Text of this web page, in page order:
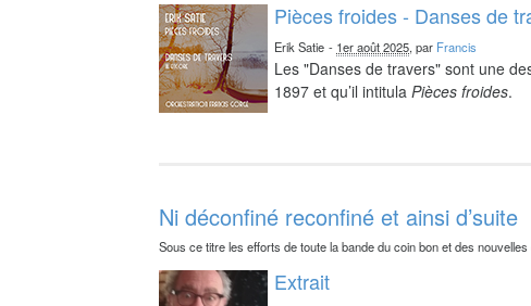
Pièces froides - Danses de
Erik Satie - 1er août 2025, par Francis
Les "Danses de travers" sont une
1897 et qu’il intitulaPièces froides.
Ni déconfiné reconfiné et ainsi d’suite
Sous ce titre les efforts de toute la bande du coin bon et des nouvelles
Extrait